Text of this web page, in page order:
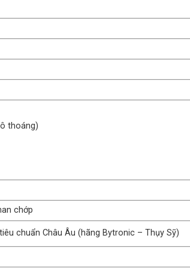
thoáng)
chớp
chuẩn Châu Âu (hãng Bytronic – Thụy Sỹ)